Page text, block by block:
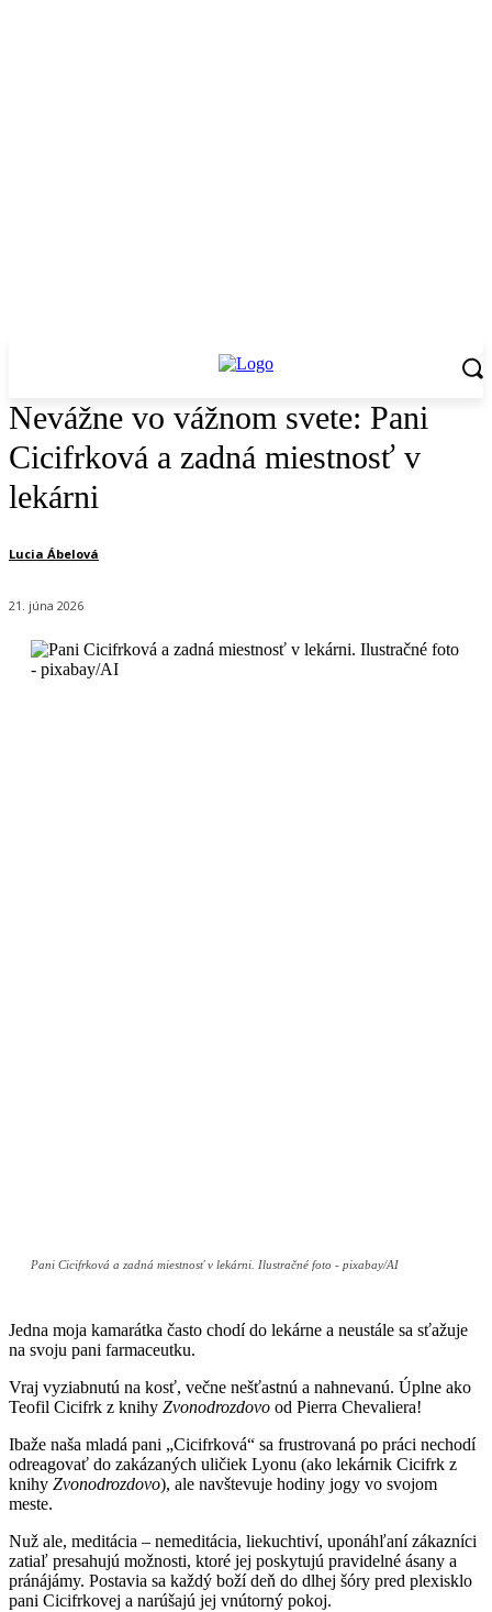
Nevážne vo vážnom svete: Pani
Cicifrková a zadná miestnosť v
lekárni
Lucia Ábelová
21. júna 2026
Pani Cicifrková a zadná miestnosť v lekárni. Ilustračné foto - pixabay/AI
Jedna moja kamarátka často chodí do lekárne a neustále sa sťažuje
na svoju pani farmaceutku.
Vraj vyziabnutú na kosť, večne nešťastnú a nahnevanú. Úplne ako
Teofil Cicifrk z knihy Zvonodrozdovo od Pierra Chevaliera!
Ibaže naša mladá pani „Cicifrková“ sa frustrovaná po práci nechodí
odreagovať do zakázaných uličiek Lyonu (ako lekárnik Cicifrk z
knihy Zvonodrozdovo), ale navštevuje hodiny jogy vo svojom
meste.
Nuž ale, meditácia – nemeditácia, liekuchtiví, uponáhľaní zákazníci
zatiaľ presahujú možnosti, ktoré jej poskytujú pravidelné ásany a
pránájámy. Postavia sa každý boží deň do dlhej šóry pred plexisklo
pani Cicifrkovej a narúšajú jej vnútorný pokoj.